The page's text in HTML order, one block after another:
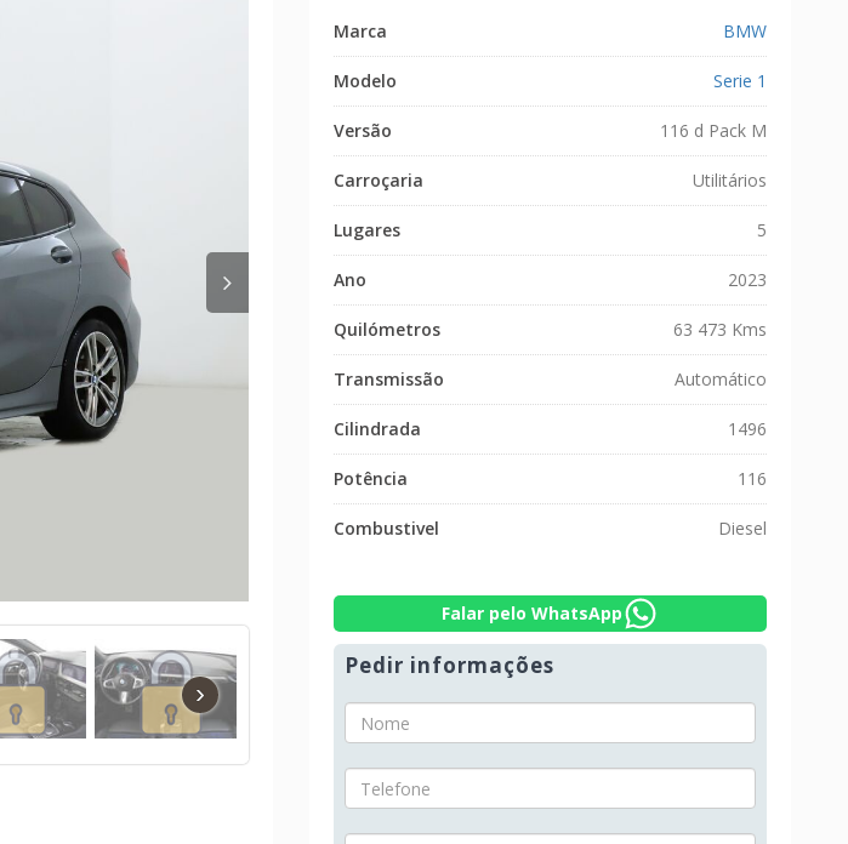
›
Marca BMW
Modelo Serie 1
Versão 116 d Pack M
Carroçaria Utilitários
Lugares 5
Ano 2023
Quilómetros 63 473 Kms
Transmissão Automático
Cilindrada 1496
Potência 116
Combustivel Diesel
Falar pelo WhatsApp
Pedir informações